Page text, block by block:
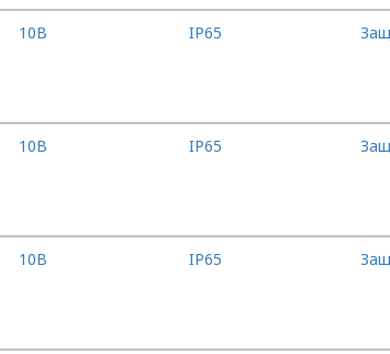
10B IP65
10B IP65
10B IP65